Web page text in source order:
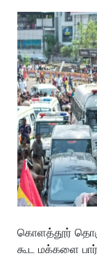
கொளத்தூர்
கூட மக்களை